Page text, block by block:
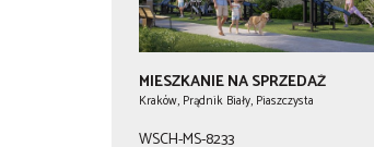
MIESZKANIE NA SPRZEDAŻ
Kraków, Prądnik Biały, Piaszczysta
WSCH-MS-8233